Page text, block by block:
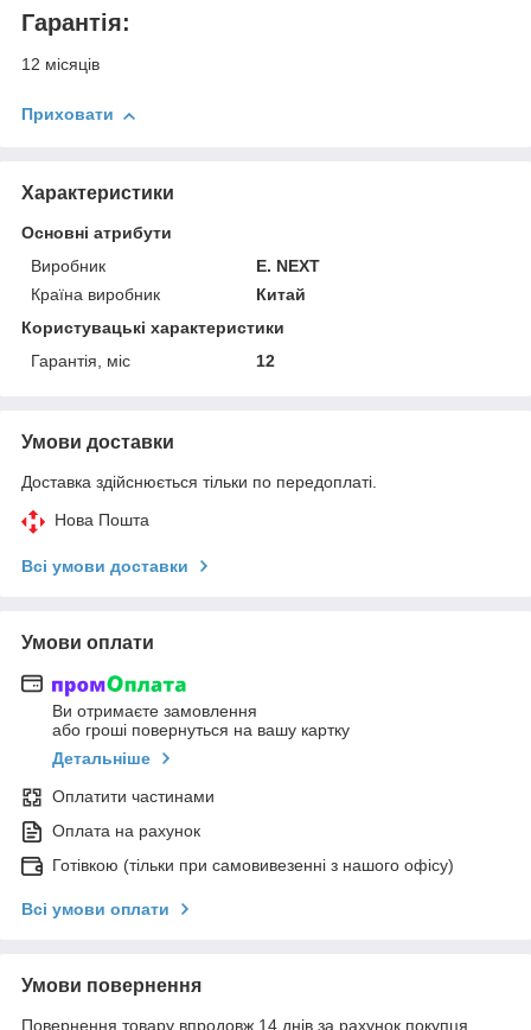
Гарантія:
12 місяців
Приховати
Характеристики
Основні атрибути
Виробник
E. NEXT
Країна виробник
Китай
Користувацькі характеристики
Гарантія, міс
12
Умови доставки
Доставка здійснюється тільки по передоплаті.
Нова Пошта
Всі умови доставки
Умови оплати
Ви отримаєте замовлення
або гроші повернуться на вашу картку
Детальніше
Оплатити частинами
Оплата на рахунок
Готівкою (тільки при самовивезенні з нашого офісу)
Всі умови оплати
Умови повернення
Повернення товару впродовж 14 днів за рахунок покупця